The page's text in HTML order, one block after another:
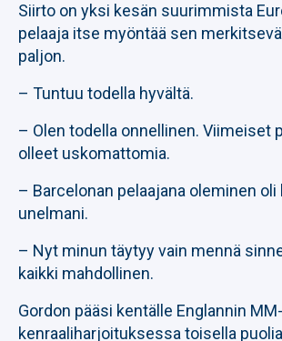
Siirto on yksi kesän suurimmista
pelaaja itse myöntää sen
paljon.
– Tuntuu todella hyvältä.
– Olen todella onnellinen. Viimeiset
olleet uskomattomia.
– Barcelonan pelaajana oleminen oli
unelmani.
– Nyt minun täytyy vain mennä
kaikki mahdollinen.
Gordon pääsi kentälle Englannin
kenraaliharjoituksessa toisella